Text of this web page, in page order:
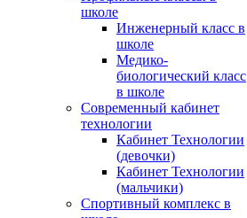
школе
Инженерный класс в
школе
Медико-
биологический класс
в школе
Современный кабинет
технологии
Кабинет Технологии
(девочки)
Кабинет Технологии
(мальчики)
Спортивный комплекс в